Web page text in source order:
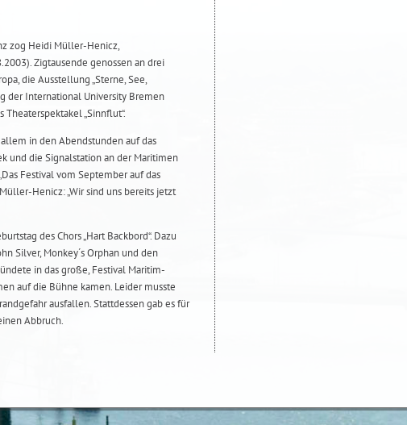
zog Heidi Müller-Henicz,
Zigtausende genossen an drei
die Ausstellung „Sterne, See,
der International University Bremen
„Sinnflut“.
in den Abendstunden auf das
und die Signalstation an der Maritimen
Festival vom September auf das
Henicz: „Wir sind uns bereits jetzt
des Chors „Hart Backbord“. Dazu
Silver, Monkey´s Orphan und den
in das große, Festival Maritim-
auf die Bühne kamen. Leider musste
ausfallen. Stattdessen gab es für
Abbruch.